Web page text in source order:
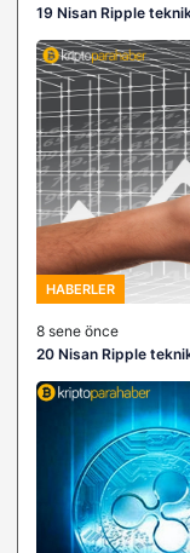
19 Nisan Ripple
HABERLER
8 sene önce
20 Nisan Ripple